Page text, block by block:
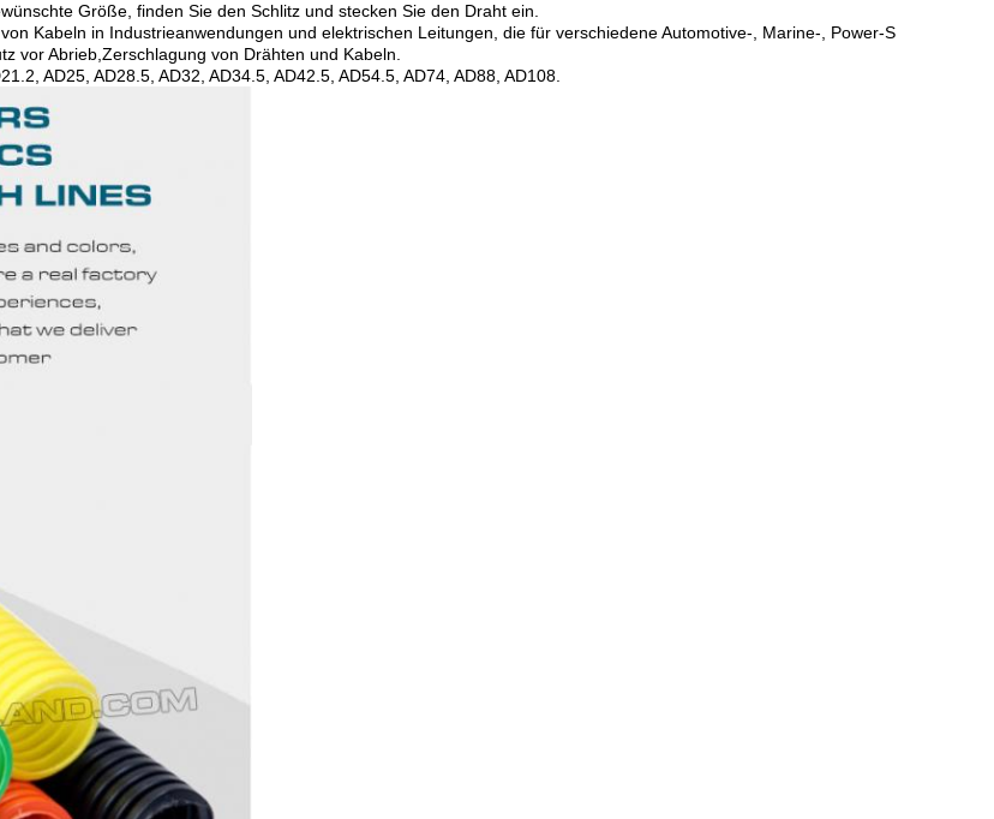
Größe, finden Sie den Schlitz und stecken Sie den Draht ein.
Kabeln in Industrieanwendungen und elektrischen Leitungen, die für verschiedene Automotive-, Marine-, Power-S
vor Abrieb,Zerschlagung von Drähten und Kabeln.
AD25, AD28.5, AD32, AD34.5, AD42.5, AD54.5, AD74, AD88, AD108.